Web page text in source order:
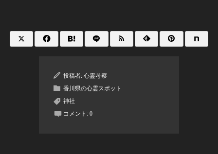
投稿者: 心霊考察
香川県の心霊スポット
神社
コメント: 0